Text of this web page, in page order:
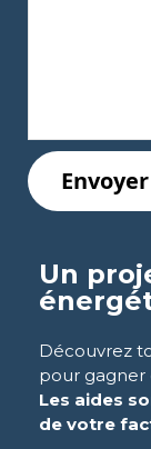
Un
Découvrez
pour gagner
Les aides
de votre